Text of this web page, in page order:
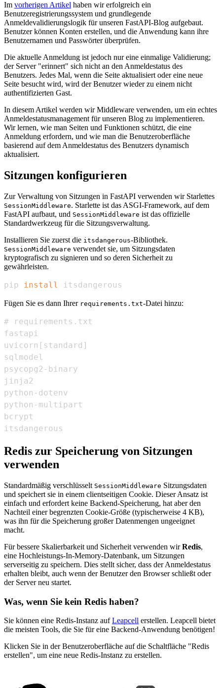
Im vorherigen Artikel haben wir erfolgreich ein
Benutzeregistrierungssystem und grundlegende
Anmeldevalidierungslogik für unseren FastAPI-Blog aufgebaut.
Benutzer können Konten erstellen, und die Anwendung kann ihre
Benutzernamen und Passwörter überprüfen.
Die aktuelle Anmeldung ist jedoch nur eine einmalige Validierung;
der Server "erinnert" sich nicht an den Anmeldestatus des
Benutzers. Jedes Mal, wenn die Seite aktualisiert oder eine neue
Seite besucht wird, wird der Benutzer wieder zu einem nicht
authentifizierten Gast.
In diesem Artikel werden wir Middleware verwenden, um ein echtes
Anmeldestatusmanagement für unseren Blog zu implementieren.
Wir lernen, wie man Seiten und Funktionen schützt, die eine
Anmeldung erfordern, und wie man die Benutzeroberfläche
basierend auf dem Anmeldestatus des Benutzers dynamisch
aktualisiert.
Sitzungen konfigurieren
Zur Verwaltung von Sitzungen in FastAPI verwenden wir Starlettes
SessionMiddleware. Starlette ist das ASGI-Framework, auf dem
FastAPI aufbaut, und SessionMiddleware ist das offizielle
Standardwerkzeug für die Sitzungsverwaltung.
Installieren Sie zuerst die itsdangerous-Bibliothek.
SessionMiddleware verwendet sie, um Sitzungsdaten
kryptografisch zu signieren und so deren Sicherheit zu
gewährleisten.
pip install itsdangerous
Fügen Sie es dann Ihrer requirements.txt-Datei hinzu:
itsdangerous
Redis zur Speicherung von Sitzungen
verwenden
Standardmäßig verschlüsselt SessionMiddleware Sitzungsdaten
und speichert sie in einem clientseitigen Cookie. Dieser Ansatz ist
einfach und erfordert keine Backend-Speicherung, hat aber den
Nachteil einer begrenzten Cookie-Größe (typischerweise 4 KB),
was ihn für die Speicherung großer Datenmengen ungeeignet
macht.
Für bessere Skalierbarkeit und Sicherheit verwenden wirRedis,
eine Hochleistungs-In-Memory-Datenbank, um Sitzungen
serverseitig zu speichern. Dies stellt sicher, dass der Anmeldestatus
erhalten bleibt, auch wenn der Benutzer den Browser schließt oder
der Server neu startet.
Was, wenn Sie kein Redis haben?
Sie können eine Redis-Instanz aufLeapcell erstellen. Leapcell bietet
die meisten Tools, die Sie für eine Backend-Anwendung benötigen!
Klicken Sie in der Benutzeroberfläche auf die Schaltfläche "Redis
erstellen", um eine neue Redis-Instanz zu erstellen.